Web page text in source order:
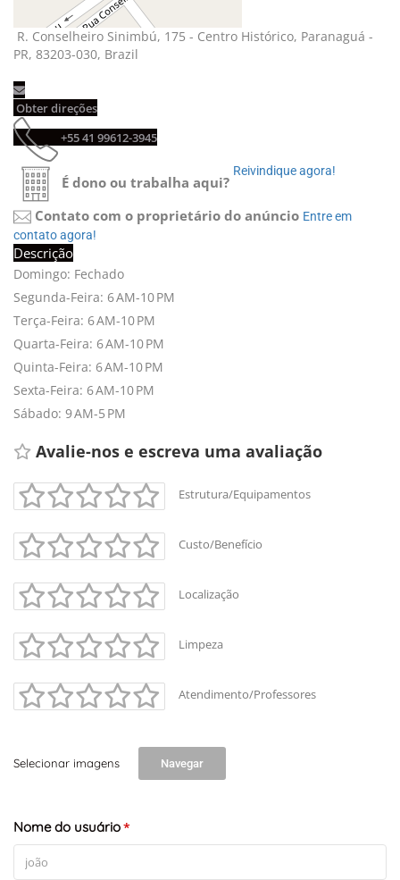
R. Conselheiro Sinimbú, 175 - Centro Histórico, Paranaguá -
PR, 83203-030, Brazil
Obter direções
+55 41 99612-3945
É dono ou trabalha aqui?
Reivindique agora!
Contato com o proprietário do anúncio Entre em
contato agora!
Descrição
Domingo: Fechado
Segunda-Feira: 6 AM-10 PM
Terça-Feira: 6 AM-10 PM
Quarta-Feira: 6 AM-10 PM
Quinta-Feira: 6 AM-10 PM
Sexta-Feira: 6 AM-10 PM
Sábado: 9 AM-5 PM
Avalie-nos e escreva uma avaliação
Estrutura/Equipamentos
Custo/Benefício
Localização
Limpeza
Atendimento/Professores
Selecionar imagens Navegar
Nome do usuário*